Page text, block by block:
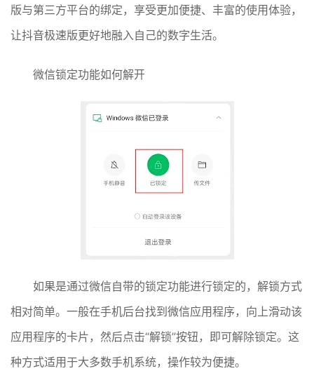
版与第三方平台的绑定，享受更加便捷、丰富的使用体验，
让抖音极速版更好地融入自己的数字生活。
微信锁定功能如何解开
如果是通过微信自带的锁定功能进行锁定的，解锁方式
相对简单。一般在手机后台找到微信应用程序，向上滑动该
应用程序的卡片，然后点击“解锁”按钮，即可解除锁定。这
种方式适用于大多数手机系统，操作较为便捷。